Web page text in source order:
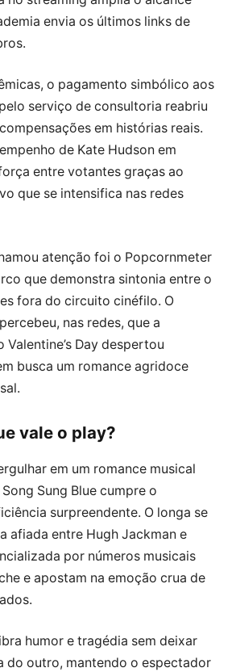
envia os últimos links de
o pagamento simbólico aos
serviço de consultoria reabriu
em histórias reais.
de Kate Hudson em
entre votantes graças ao
que se intensifica nas redes
atenção foi o Popcornmeter
que demonstra sintonia entre o
fora do circuito cinéfilo. O
nas redes, que a
Day despertou
busca um romance agridoce
vale o play?
em um romance musical
Sung Blue cumpre o
surpreendente. O longa se
afiada entre Hugh Jackman e
por números musicais
e apostam na emoção crua de
humor e tragédia sem deixar
do outro, mantendo o espectador